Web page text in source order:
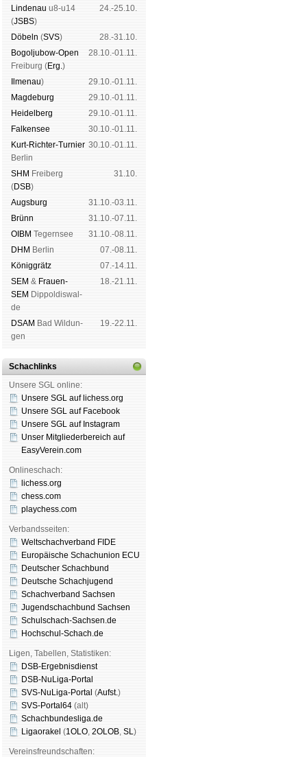
Lin­de­nau u8-u14
(JSBS)
24.-25.10.
Dö­beln (SVS)
28.-31.10.
Bogoljubow-Open
Frei­burg (Erg.)
28.10.-01.11.
Il­me­nau)
29.10.-01.11.
Mag­de­burg
29.10.-01.11.
Hei­del­berg
29.10.-01.11.
Fal­ken­see
30.10.-01.11.
Kurt-Rich­ter-Tur­nier
Ber­lin
30.10.-01.11.
SHM Frei­berg
(DSB)
31.10.
Augs­burg
31.10.-03.11.
Brünn
31.10.-07.11.
OIBM Tegern­see
31.10.-08.11.
DHM Ber­lin
07.-08.11.
König­grätz
07.-14.11.
SEM & Frauen-
SEM Dip­pol­dis­wal­
de
18.-21.11.
DSAM Bad Wil­dun­
gen
19.-22.11.
Schachlinks
Unsere SGL online:
Unsere SGL auf li­chess.org
Unsere SGL auf Face­book
Unsere SGL auf Insta­gram
Unser Mitgliederbereich auf
EasyVerein.com
Onlineschach:
lichess.org
chess.com
playchess.com
Verbandsseiten:
Weltschachverband FIDE
Europäische Schachunion ECU
Deutscher Schachbund
Deutsche Schachjugend
Schachverband Sachsen
Jugendschachbund Sachsen
Schulschach-Sachsen.de
Hochschul-Schach.de
Ligen, Tabellen, Statistiken:
DSB-Ergebnisdienst
DSB-NuLiga-Portal
SVS-NuLiga-Portal (Aufst.)
SVS-Portal64 (alt)
Schachbundesliga.de
Ligaorakel (1OLO, 2OLOB, SL)
Vereinsfreundschaften: